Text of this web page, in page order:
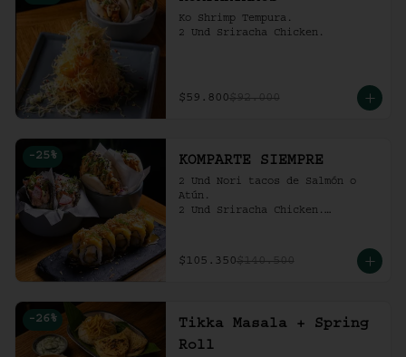
Ko Shrimp Tempura.
2 Und Sriracha Chicken.
$59.800$92.000
-25 % KOMPARTE SIEMPRE
2 Und Nori tacos de Salmón o
Atún.
2 Und Sriracha Chicken.
$105.350$140.500
-26 %
Tikka Masala + Spring
Roll